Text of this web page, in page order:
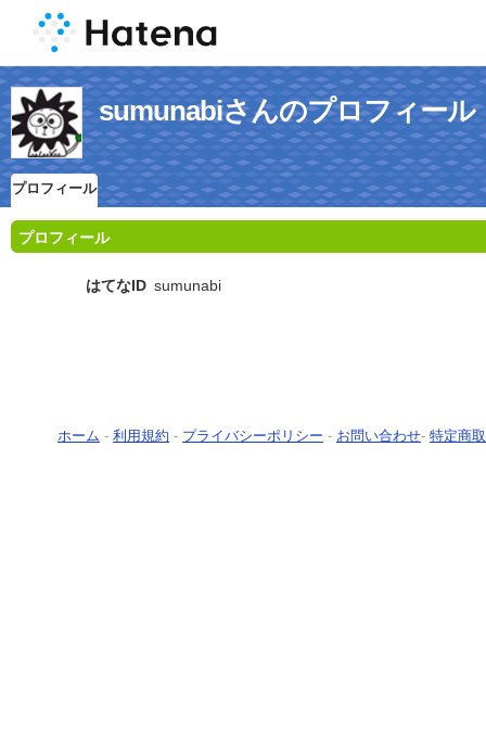
sumunabiさんのプロフィール
プロフィール
プロフィール
はてなID sumunabi
ホーム - 利用規約 - プライバシーポリシー - お問い合わせ- 特定商